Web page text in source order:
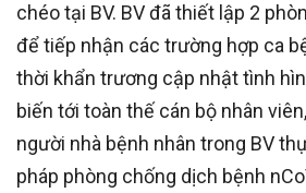
chéo tại BV. BV đã thiết lập 2
để tiếp nhận các trường hợp ca
thời khẩn trương cập nhật tình
biến tới toàn thế cán bộ nhân
người nhà bệnh nhân trong BV
pháp phòng chống dịch bệnh